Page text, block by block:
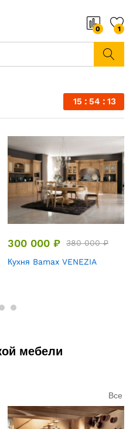
0 1
15 54 12
300 000 ₽ 380 000₽
Кухня Bamax VENEZIA
мебели
Все